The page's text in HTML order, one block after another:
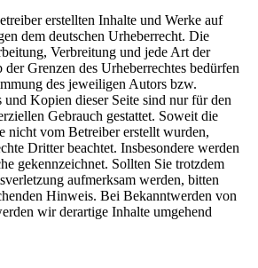
erstellten Inhalte und Werke auf
dem deutschen Urheberrecht. Die
Verbreitung und jede Art der
Grenzen des Urheberrechtes bedürfen
des jeweiligen Autors bzw.
Kopien dieser Seite sind nur für den
Gebrauch gestattet. Soweit die
nicht vom Betreiber erstellt wurden,
Dritter beachtet. Insbesondere werden
gekennzeichnet. Sollten Sie trotzdem
aufmerksam werden, bitten
Hinweis. Bei Bekanntwerden von
wir derartige Inhalte umgehend